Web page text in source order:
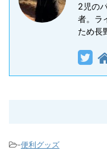
2児の
者。ラ
ため長
-便利グッズ